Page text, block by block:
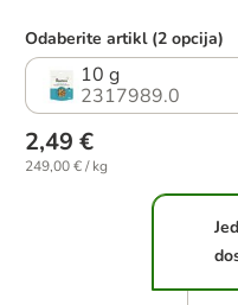
Odaberite artikl (2 opcija)
10 g
2317989.0
2,49 €
249,00 € / kg